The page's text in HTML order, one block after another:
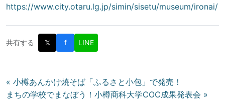
https://www.city.otaru.lg.jp/simin/sisetu/museum/ironai/
共有する 𝕏 f LINE
投
稿
« 小樽あんかけ焼そば「ふるさと小包」で発売！
まちの学校でまなぼう！小樽商科大学COC成果発表会 »